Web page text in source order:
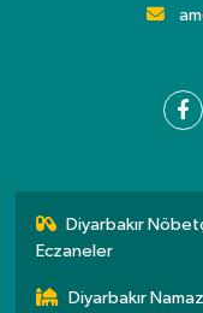
Diyarbakır
Eczaneler
Diyarbakır Namaz